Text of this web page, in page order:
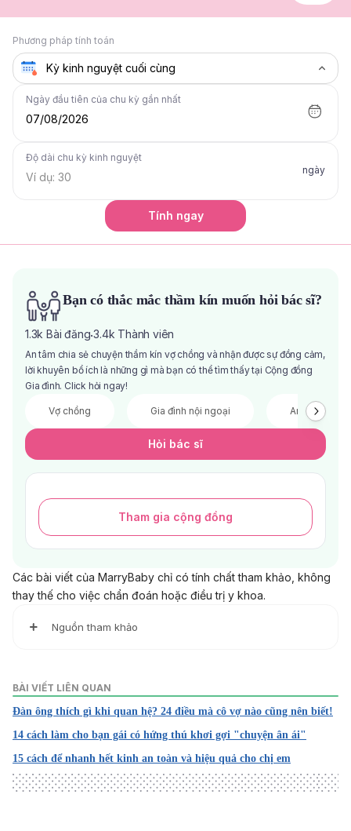
Phương pháp tính toán
Ngày đầu tiên của chu kỳ gần nhất
07/08/2026
Độ dài chu kỳ kinh nguyệt
ngày
Tính ngay
Bạn có thắc mắc thầm kín muốn hỏi bác sĩ?
1.3k Bài đăng·3.4k Thành viên
An tâm chia sẻ chuyện thầm kín vợ chồng và nhận được sự đồng cảm,
lời khuyên bổ ích là những gì mà bạn có thể tìm thấy tại Cộng đồng
Gia đình. Click hỏi ngay!
Vợ chồng Gia đình nội ngoại Anh chị em
Hỏi bác sĩ
Tham gia cộng đồng
Các bài viết của MarryBaby chỉ có tính chất tham khảo, không
thay thế cho việc chẩn đoán hoặc điều trị y khoa.
Nguồn tham khảo
https://www.aad.org/public/everyday-care/nail-care-
secrets/basics/healthy-nail-tips
Ngày truy cập: 16/11/2022
2. How to trim your nails
https://www.aad.org/public/everyday-care/nail-care-
secrets/basics/how-to-trim-nails
BÀI VIẾT LIÊN QUAN
Đàn ông thích gì khi quan hệ? 24 điều mà cô vợ nào cũng nên biết!
14 cách làm cho bạn gái có hứng thú khơi gợi "chuyện ân ái"
15 cách để nhanh hết kinh an toàn và hiệu quả cho chị em